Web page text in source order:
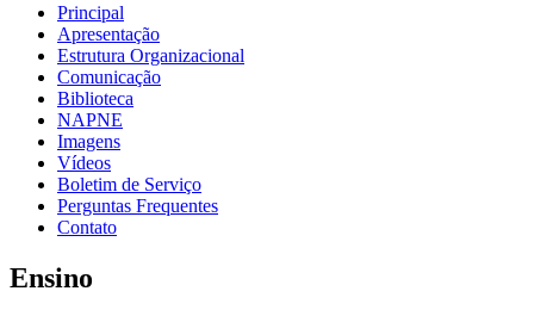
Principal
Apresentação
Estrutura Organizacional
Comunicação
Biblioteca
NAPNE
Imagens
Vídeos
Boletim de Serviço
Perguntas Frequentes
Contato
Ensino